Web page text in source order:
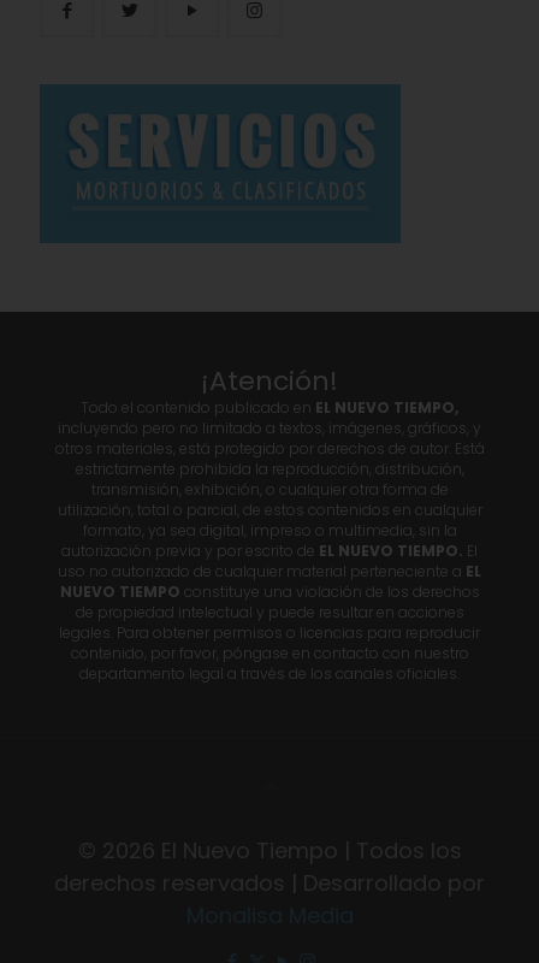
¡Atención!
Todo el contenido publicado en EL NUEVO TIEMPO,
incluyendo pero no limitado a textos, imágenes, gráficos, y
otros materiales, está protegido por derechos de autor. Está
estrictamente prohibida la reproducción, distribución,
transmisión, exhibición, o cualquier otra forma de
utilización, total o parcial, de estos contenidos en cualquier
formato, ya sea digital, impreso o multimedia, sin la
autorización previa y por escrito de EL NUEVO TIEMPO. El
uso no autorizado de cualquier material perteneciente a EL
NUEVO TIEMPO constituye una violación de los derechos
de propiedad intelectual y puede resultar en acciones
legales. Para obtener permisos o licencias para reproducir
contenido, por favor, póngase en contacto con nuestro
departamento legal a través de los canales oficiales.
© 2026 El Nuevo Tiempo | Todos los
derechos reservados | Desarrollado por